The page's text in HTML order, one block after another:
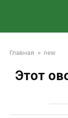
Главная » new
Этот